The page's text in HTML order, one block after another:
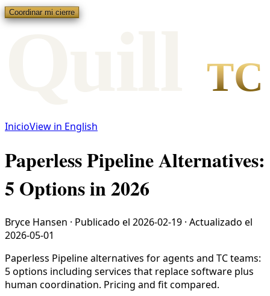
Coordinar mi cierre
TC
InicioView in English
Paperless Pipeline Alternatives:
5 Options in 2026
Bryce Hansen · Publicado el 2026-02-19 · Actualizado el
2026-05-01
Paperless Pipeline alternatives for agents and TC teams:
5 options including services that replace software plus
human coordination. Pricing and fit compared.